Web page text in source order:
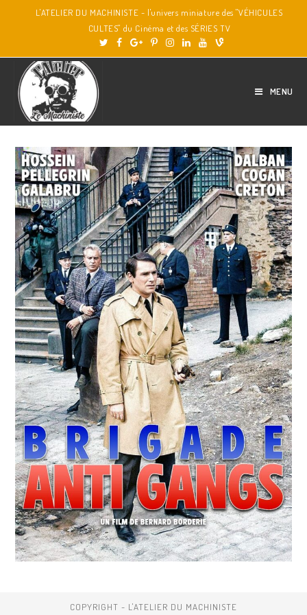
L'ATELIER DU MACHINISTE - l'univers miniature des "VÉHICULES
CULTES" du Cinéma et des SÉRIES TV
MENU
COPYRIGHT - L'ATELIER DU MACHINISTE